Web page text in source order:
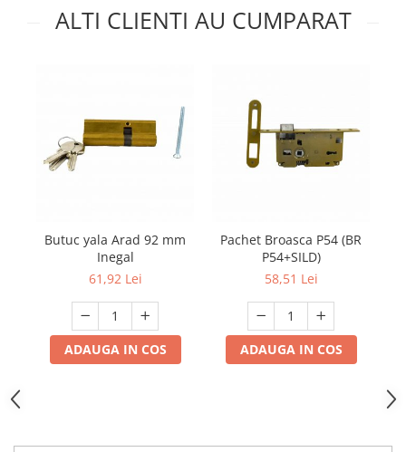
ALTI CLIENTI AU CUMPARAT
Butuc yala Arad 92 mm
Inegal
61,92 Lei
ADAUGA IN COS
Pachet Broasca P54 (BR
P54+SILD)
58,51 Lei
ADAUGA IN COS